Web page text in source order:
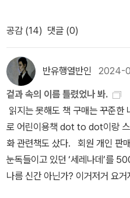
는 책 속에서 끊임없이 피할 수
없는 권력의 속성을 거론하고 있
리시즈>에서 이런 문장이 나온
게 내가 <율리시즈>를 읽고 여태
어하는 건 바람둥이 존 F. 케네디
해 무엇을 할 것인지를 생각하지
인지를 생각하라.” 이게 뭐가 달
임을” 깨닫는 것하고. 하여간 쥴
가장 왼쪽에 선 좌파 진보라 할
그런지 경제적 좌파, 경제적 진보
을 걸어 잠그고 아무 곳도 갈 수
이들에게도, 언젠가 문을 열면 자
란다. 이건 어디까지나 독자인 내
발짝 거리를 두고 읽을 수 있을
저 취향에 맞는 책을 집어삼키는
국 삶으로 돌아올 ‘생명줄’을 쥐
왔다. 사실 늘 평온하기만 한 사
평온함 역시 아무 일도 일어나지
요를 치르고도 끝내 자신을 잃지
나에게는 내공에 가까운 말이다.
한 도구 중 하나로 문학이 내게 이
기념할 만한 책 목록에 들어갈
로 하자는 뜻입니다. 작품 소개는
아메리카의 세르반테스라고 상찬
우 독특한 시각으로 쓴 진짜 고전
르니엔토>이다. 페르키오 사르니
앵무새 새끼.’ 1810년대에 쓴 오
지? 천만의 말씀. 인종과 계급 차
데 다른 말 길게 할 거 없이 무척
도록 비슷한 필체를 읽는 난관은
로비치 곤차로프, <오블로모프>
덤으로 설레임 값까지 치르고 와
다. 2. 세레나데다른 독서 모임에
책. 초반에는 문장이 너무 뚝뚝
으며 내린 결론은 계속 읽기 잘 했
고 다른 분위기와 주제의 책을 넣
는 중이다. 3. 수확자도서관에서
아온 책. 인기 많은 책이라 언제
참지 못하고 또 읽는다. 죽음이
볼 만한 배경 아닌가! 술술 읽히
히는 것인가 ㅋㅋ 이어지는 책도
외)여름 휴가는 없다. 일이 많다.
공감 (14) 댓글 (0)
반유행열반인 2024-
겉과 속의 이름 틀렸었나 봐.
읽지는 못해도 책 구매는 꾸준한
로 어린이용책 dot to dot이랑 스
화 관련책도 샀다. 회원 개인 판매 물품 중에 팔백작님께 홍보 당해
눈독들이고 있던 ‘세레나데’를
나름 신간 아닌가? 이거저거 요